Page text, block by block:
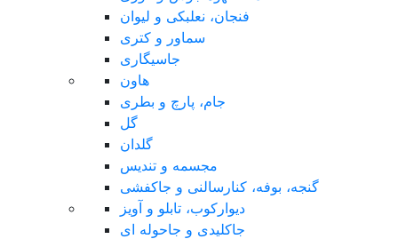
فنجان، نعلبکی و لیوان
سماور و کتری
جاسیگاری
هاون
جام، پارچ و بطری
گل
گلدان
مجسمه و تندیس
گنجه، بوفه، کنارسالنی و جاکفشی
دیوارکوب، تابلو و آویز
جاکلیدی و جاحوله ای